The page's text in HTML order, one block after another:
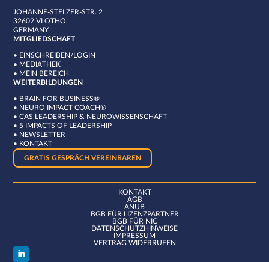
JOHANNE-STELZER-STR. 2
32602 VLOTHO
GERMANY
MITGLIEDSCHAFT
• EINSCHREIBEN/LOGIN
• MEDIATHEK
• MEIN BEREICH
WEITERBILDUNGEN
• BRAIN FOR BUSINESS®
• NEURO IMPACT COACH®
•CAS LEADERSHIP & NEUROWISSENSCHAFT
• 5 IMPACTS OF LEADERSHIP
• NEWSLETTER
• KONTAKT
GRATIS GESPRÄCH VEREINBAREN
KONTAKT
AGB
ANUB
BGB FÜR LIZENZPARTNER
BGB FÜR NIC
DATENSCHUTZHINWEISE
IMPRESSUM
VERTRAG WIDERRUFEN